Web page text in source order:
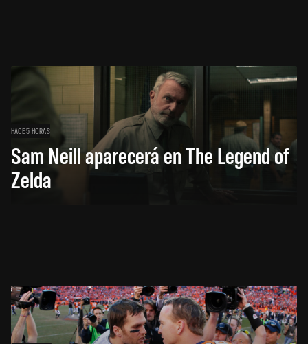
HACE 5 HORAS
Sam Neill aparecerá en The Legend of
Zelda